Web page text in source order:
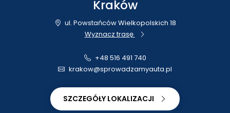
Kraków
ul. Powstańców Wielkopolskich 18
Wyznacz trasę
+48 516 491 740
krakow@sprowadzamyauta.pl
SZCZEGÓŁY LOKALIZACJI